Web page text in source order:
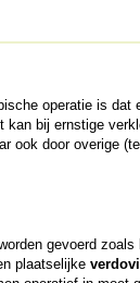
operatie is dat
bij ernstige
ook door overige
gevoerd zoals
plaatselijke